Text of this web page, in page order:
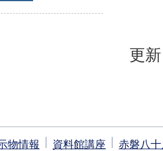
更
物情報 資料館講座
赤磐八